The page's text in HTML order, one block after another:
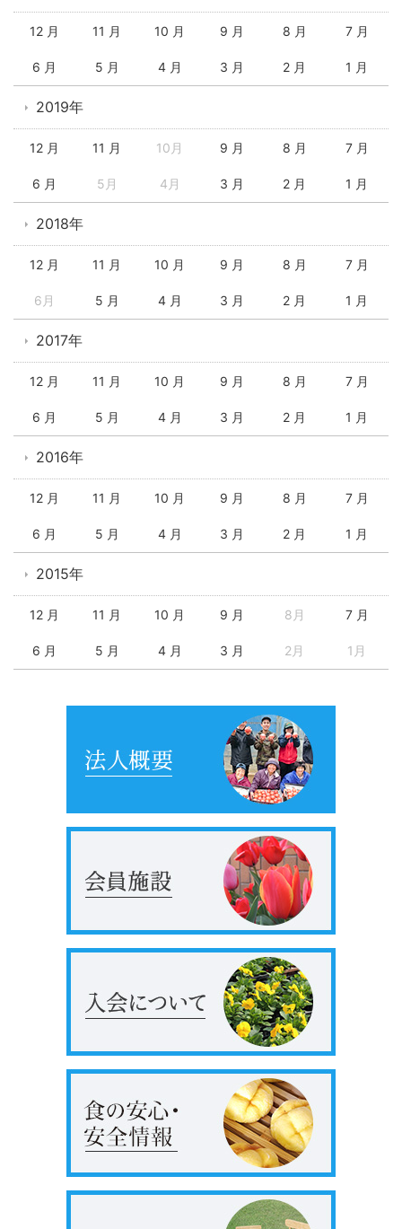
12 月 11 月 10 月 9 月 8 月 7 月
6 月 5 月 4 月 3 月 2 月 1 月
2019年
12 月 11 月 10月 9 月 8 月 7 月
6 月 5月 4月 3 月 2 月 1 月
2018年
12 月 11 月 10 月 9 月 8 月 7 月
6月 5 月 4 月 3 月 2 月 1 月
2017年
12 月 11 月 10 月 9 月 8 月 7 月
6 月 5 月 4 月 3 月 2 月 1 月
2016年
12 月 11 月 10 月 9 月 8 月 7 月
6 月 5 月 4 月 3 月 2 月 1 月
2015年
12 月 11 月 10 月 9 月 8月 7 月
6 月 5 月 4 月 3 月 2月 1月